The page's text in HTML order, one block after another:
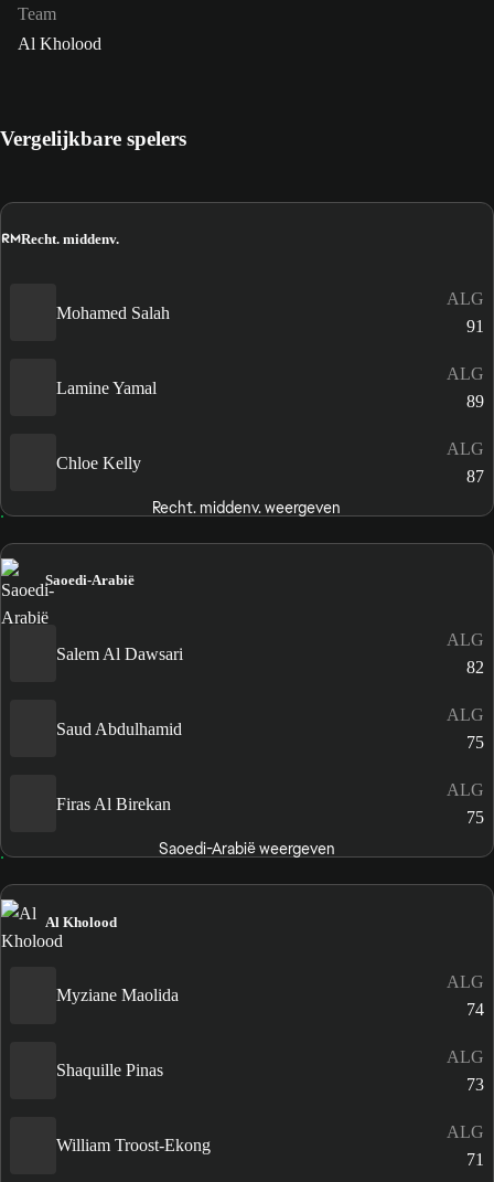
Team
Al Kholood
Vergelijkbare spelers
RMRecht. middenv.
Mohamed Salah
ALG
91
Lamine Yamal
ALG
89
Chloe Kelly
ALG
87
Recht. middenv. weergeven
Saoedi-Arabië
Salem Al Dawsari
ALG
82
Saud Abdulhamid
ALG
75
Firas Al Birekan
ALG
75
Saoedi-Arabië weergeven
Al Kholood
Myziane Maolida
ALG
74
Shaquille Pinas
ALG
73
William Troost-Ekong
ALG
71